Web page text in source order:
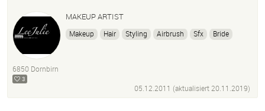
MAKEUP ARTIST
Makeup Hair Styling Airbrush Sfx
Bride
6850 Dornbirn
3
05.12.2011 (aktualisiert20.11.2019)